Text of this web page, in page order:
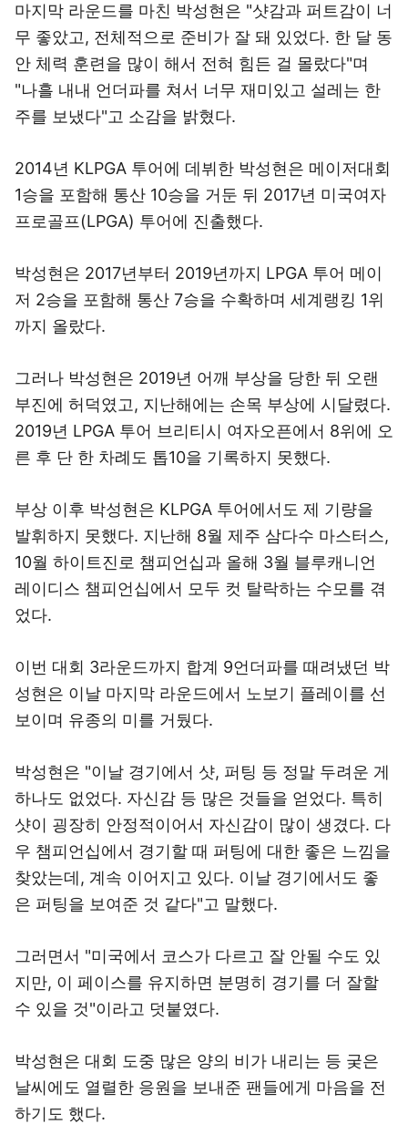
마지막 라운드를 마친 박성현은 "샷감과 퍼트감이 너
무 좋았고, 전체적으로 준비가 잘 돼 있었다. 한 달 동
안 체력 훈련을 많이 해서 전혀 힘든 걸 몰랐다"며
"나흘 내내 언더파를 쳐서 너무 재미있고 설레는 한
주를 보냈다"고 소감을 밝혔다.
2014년 KLPGA 투어에 데뷔한 박성현은 메이저대회
1승을 포함해 통산 10승을 거둔 뒤 2017년 미국여자
프로골프(LPGA) 투어에 진출했다.
박성현은 2017년부터 2019년까지 LPGA 투어 메이
저 2승을 포함해 통산 7승을 수확하며 세계랭킹 1위
까지 올랐다.
그러나 박성현은 2019년 어깨 부상을 당한 뒤 오랜
부진에 허덕였고, 지난해에는 손목 부상에 시달렸다.
2019년 LPGA 투어 브리티시 여자오픈에서 8위에 오
른 후 단 한 차례도 톱10을 기록하지 못했다.
부상 이후 박성현은 KLPGA 투어에서도 제 기량을
발휘하지 못했다. 지난해 8월 제주 삼다수 마스터스,
10월 하이트진로 챔피언십과 올해 3월 블루캐니언
레이디스 챔피언십에서 모두 컷 탈락하는 수모를 겪
었다.
이번 대회 3라운드까지 합계 9언더파를 때려냈던 박
성현은 이날 마지막 라운드에서 노보기 플레이를 선
보이며 유종의 미를 거뒀다.
박성현은 "이날 경기에서 샷, 퍼팅 등 정말 두려운 게
하나도 없었다. 자신감 등 많은 것들을 얻었다. 특히
샷이 굉장히 안정적이어서 자신감이 많이 생겼다. 다
우 챔피언십에서 경기할 때 퍼팅에 대한 좋은 느낌을
찾았는데, 계속 이어지고 있다. 이날 경기에서도 좋
은 퍼팅을 보여준 것 같다"고 말했다.
그러면서 "미국에서 코스가 다르고 잘 안될 수도 있
지만, 이 페이스를 유지하면 분명히 경기를 더 잘할
수 있을 것"이라고 덧붙였다.
박성현은 대회 도중 많은 양의 비가 내리는 등 궂은
날씨에도 열렬한 응원을 보내준 팬들에게 마음을 전
하기도 했다.